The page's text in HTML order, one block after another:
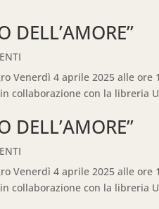
DELL’AMORE”
Venerdì 4 aprile 2025 alle
collaborazione con la libreria
DELL’AMORE”
Venerdì 4 aprile 2025 alle
collaborazione con la libreria